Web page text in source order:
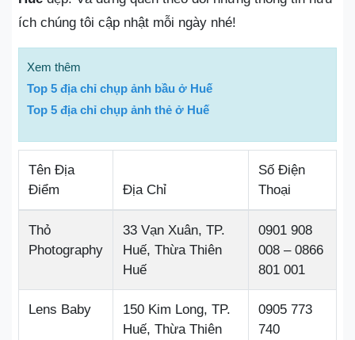
ích chúng tôi cập nhật mỗi ngày nhé!
Xem thêm
Top 5 địa chỉ chụp ảnh bầu ở Huế
Top 5 địa chỉ chụp ảnh thẻ ở Huế
Tên Địa
Điểm
Địa Chỉ
Số Điện
Thoại
Thỏ
Photography
33 Vạn Xuân, TP.
Huế, Thừa Thiên
Huế
0901 908
008 – 0866
801 001
Lens Baby
150 Kim Long, TP.
Huế, Thừa Thiên
0905 773
740